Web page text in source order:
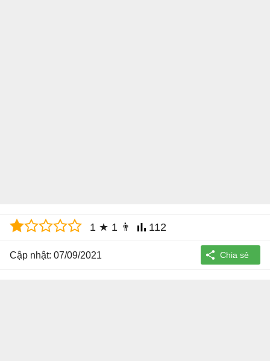
1 ★ 1 👨 112
Cập nhật: 07/09/2021